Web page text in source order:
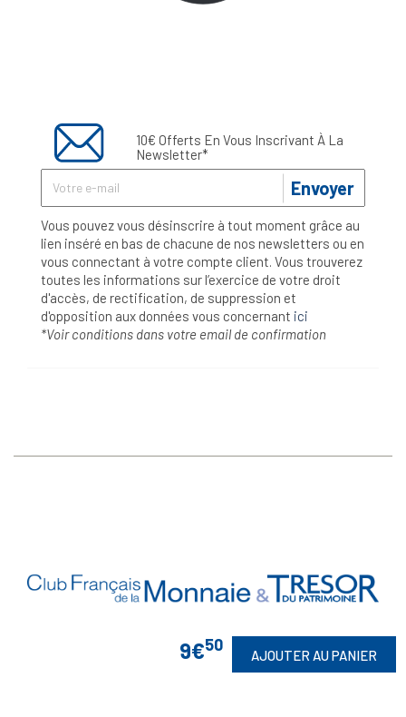
9€50
AJOUTER AU PANIER
10€ Offerts En Vous Inscrivant À La
Newsletter*
Envoyer
Vous pouvez vous désinscrire à tout moment grâce au
lien inséré en bas de chacune de nos newsletters ou en
vous connectant à votre compte client. Vous trouverez
toutes les informations sur l’exercice de votre droit
d'accès, de rectification, de suppression et
d'opposition aux données vous concernant ici
*Voir conditions dans votre email de confirmation